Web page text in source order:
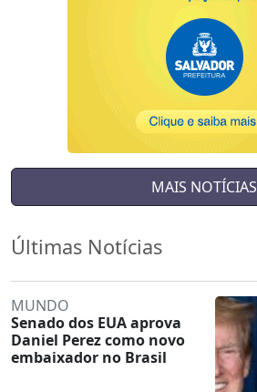
MAIS NOTÍCIAS
Últimas Notícias
MUNDO
Senado dos EUA aprova
Daniel Perez como novo
embaixador no Brasil